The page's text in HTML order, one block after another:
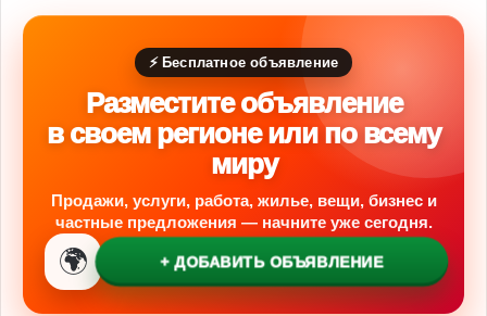
⚡ Бесплатное объявление
Разместите объявление
в своем регионе или по всему
миру
Продажи, услуги, работа, жилье, вещи, бизнес и
частные предложения — начните уже сегодня.
🌍 + ДОБАВИТЬ ОБЪЯВЛЕНИЕ